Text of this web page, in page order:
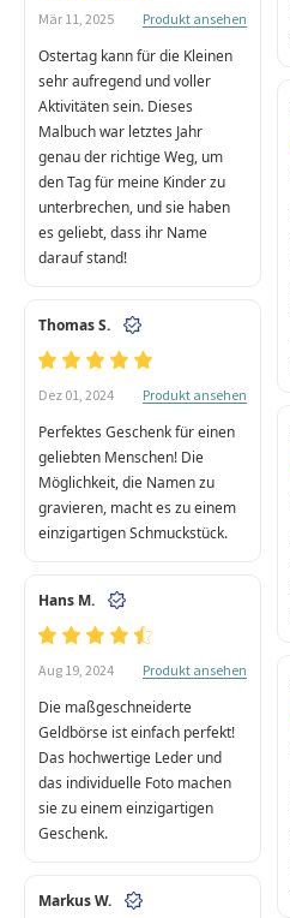
Mär 11, 2025 Produkt ansehen
Ostertag kann für die Kleinen
sehr aufregend und voller
Aktivitäten sein. Dieses
Malbuch war letztes Jahr
genau der richtige Weg, um
den Tag für meine Kinder zu
unterbrechen, und sie haben
es geliebt, dass ihr Name
darauf stand!
Thomas S.
Dez 01, 2024 Produkt ansehen
Perfektes Geschenk für einen
geliebten Menschen! Die
Möglichkeit, die Namen zu
gravieren, macht es zu einem
einzigartigen Schmuckstück.
Hans M.
Aug 19, 2024 Produkt ansehen
Die maßgeschneiderte
Geldbörse ist einfach perfekt!
Das hochwertige Leder und
das individuelle Foto machen
sie zu einem einzigartigen
Geschenk.
Markus W.